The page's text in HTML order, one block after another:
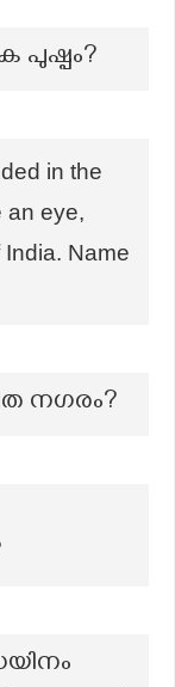
പുഷ്പം?
in the
an eye,
Name
നഗരം?